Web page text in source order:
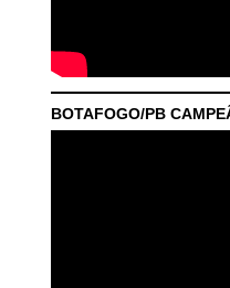
BOTAFOGO/PB